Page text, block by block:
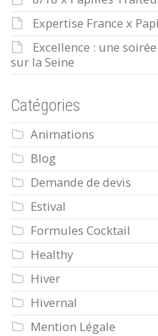
Expertise France x
Excellence : une
sur la Seine
Catégories
Animations
Blog
Demande de devis
Estival
Formules Cocktail
Healthy
Hiver
Hivernal
Mention Légale